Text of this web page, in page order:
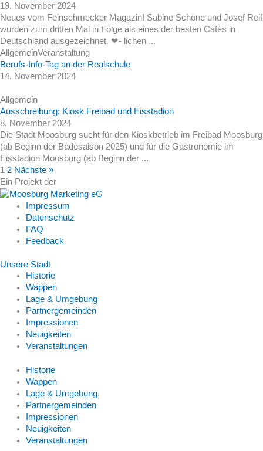
19. November 2024
Neues vom Feinschmecker Magazin! Sabine Schöne und Josef Reif
wurden zum dritten Mal in Folge als eines der besten Cafés in
Deutschland ausgezeichnet. ❤- lichen ...
AllgemeinVeranstaltung
Berufs-Info-Tag an der Realschule
14. November 2024
Allgemein
Ausschreibung: Kiosk Freibad und Eisstadion
8. November 2024
Die Stadt Moosburg sucht für den Kioskbetrieb im Freibad Moosburg
(ab Beginn der Badesaison 2025) und für die Gastronomie im
Eisstadion Moosburg (ab Beginn der ...
1 2 Nächste »
Ein Projekt der
Impressum
Datenschutz
FAQ
Feedback
Unsere Stadt
Historie
Wappen
Lage & Umgebung
Partnergemeinden
Impressionen
Neuigkeiten
Veranstaltungen
Historie
Wappen
Lage & Umgebung
Partnergemeinden
Impressionen
Neuigkeiten
Veranstaltungen